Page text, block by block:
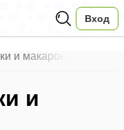
Вход
и макарон
и